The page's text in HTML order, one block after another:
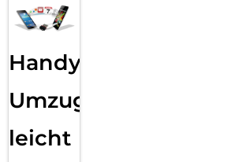
Handy
Umzug
leicht